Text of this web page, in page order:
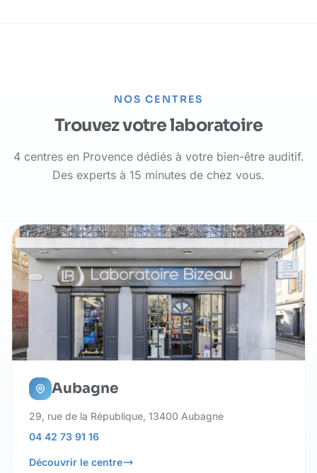
NOS CENTRES
Trouvez votre laboratoire
4 centres en Provence dédiés à votre bien-être auditif.
Des experts à 15 minutes de chez vous.
Aubagne
29, rue de la République, 13400 Aubagne
04 42 73 91 16
Découvrir le centre